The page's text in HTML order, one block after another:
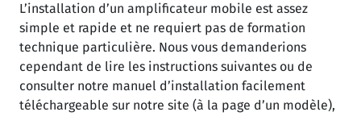
L’installation d’un amplificateur mobile est assez
simple et rapide et ne requiert pas de formation
technique particulière. Nous vous demanderions
cependant de lire les instructions suivantes ou de
consulter notre manuel d’installation facilement
téléchargeable sur notre site (à la page d’un modèle),